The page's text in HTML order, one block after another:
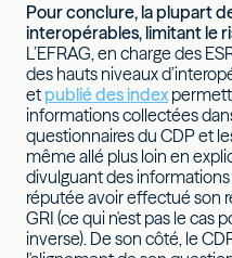
Pour conclure, la plupart
interopérables, limitant le
L’EFRAG, en charge des
des hauts niveaux
et publié des index
informations collectées
questionnaires du CDP et
même allé plus loin en
divulguant des
réputée avoir effectué son
GRI (ce qui n'est pas le cas
inverse). De son côté, le